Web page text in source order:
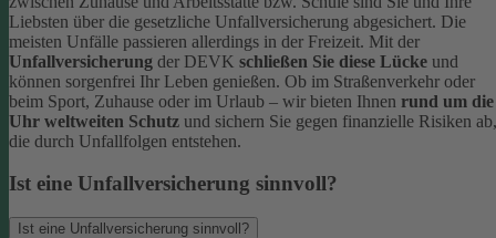
Liebsten über die gesetzliche Unfallversicherung abgesichert. Die
meisten Unfälle passieren allerdings in der Freizeit. Mit der
Unfallversicherung der DEVK schließen Sie diese Lücke und
können sorgenfrei Ihr Leben genießen. Ob im Straßenverkehr oder
beim Sport, Zuhause oder im Urlaub – wir bieten Ihnen rund um die
Uhr weltweiten Schutz und sichern Sie gegen finanzielle Risiken ab,
die durch Unfallfolgen entstehen.
Ist eine Unfallversicherung sinnvoll?
Ist eine Unfallversicherung sinnvoll?